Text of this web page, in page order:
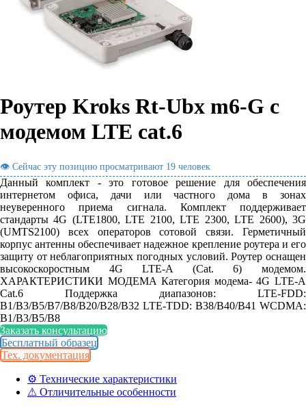
Роутер Kroks Rt-Ubx m6-G с
модемом LTE cat.6
👁 Сейчас эту позицию просматривают 19 человек
Данный комплект - это готовое решение для обеспечения
интернетом офиса, дачи или частного дома в зонах
неуверенного приема сигнала. Комплект поддерживает
стандарты 4G (LTE1800, LTE 2100, LTE 2300, LTE 2600), 3G
(UMTS2100) всех операторов сотовой связи. Герметичный
корпус антенны обеспечивает надежное крепление роутера и его
защиту от неблагоприятных погодных условий. Роутер оснащен
высокоскоростным 4G LTE-A (Cat. 6) модемом.
ХАРАКТЕРИСТИКИ МОДЕМА Категория модема- 4G LTE-A
Cat.6 Поддержка диапазонов: LTE-FDD:
B1/B3/B5/B7/B8/B20/B28/B32 LTE-TDD: B38/B40/B41 WCDMA:
B1/B3/B5/B8
Заказать консультацию
Бесплатный образец
Тех. документация
⚙ Технические характеристики
⚠ Отличительные особенности